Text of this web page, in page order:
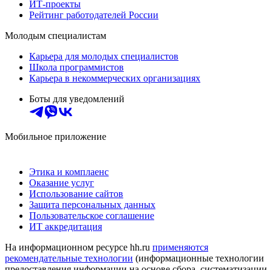
ИТ-проекты
Рейтинг работодателей России
Молодым специалистам
Карьера для молодых специалистов
Школа программистов
Карьера в некоммерческих организациях
Боты для уведомлений
Мобильное приложение
Этика и комплаенс
Оказание услуг
Использование сайтов
Защита персональных данных
Пользовательское соглашение
ИТ аккредитация
На информационном ресурсе hh.ru применяются
рекомендательные технологии (информационные технологии